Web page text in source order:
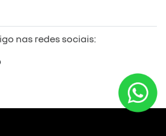
nas redes sociais: